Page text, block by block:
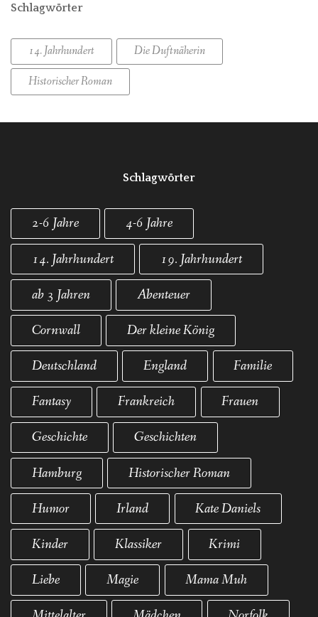
Schlagwörter
14. Jahrhundert Die Duftnäherin
Historischer Roman
Schlagwörter
2-6 Jahre
4-6 Jahre
14. Jahrhundert
19. Jahrhundert
ab 3 Jahren
Abenteuer
Cornwall
Der kleine König
Deutschland
England
Familie
Fantasy
Frankreich
Frauen
Geschichte
Geschichten
Hamburg
Historischer Roman
Humor
Irland
Kate Daniels
Kinder
Klassiker
Krimi
Liebe
Magie
Mama Muh